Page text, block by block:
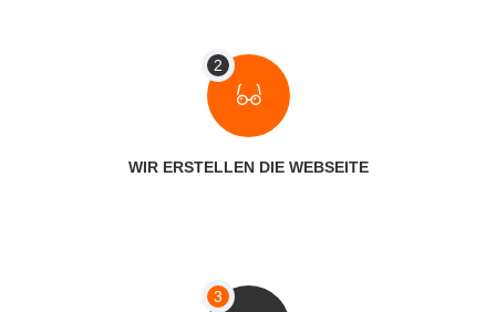
WIR ERSTELLEN DIE WEBSEITE